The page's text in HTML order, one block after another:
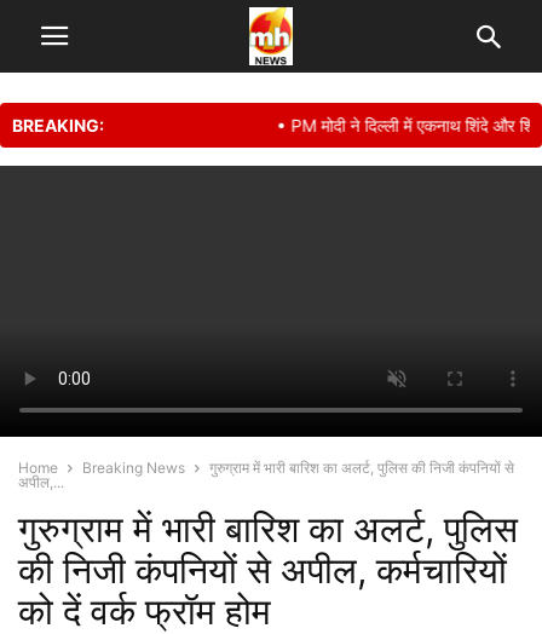
BREAKING: • PM मोदी ने दिल्ली में एकनाथ शिंदे और
Home Breaking News
गुरुग्राम में भारी बारिश का अलर्ट, पुलिस की निजी कंपनियों से
अपील,...
गुरुग्राम में भारी बारिश का अलर्ट, पुलिस
की निजी कंपनियों से अपील, कर्मचारियों
को दें वर्क फ्रॉम होम